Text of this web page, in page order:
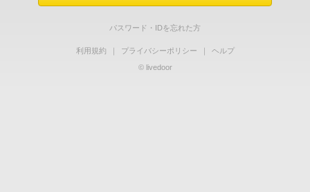
パスワード・IDを忘れた方
利用規約 ｜ プライバシーポリシー ｜
ヘルプ
© livedoor